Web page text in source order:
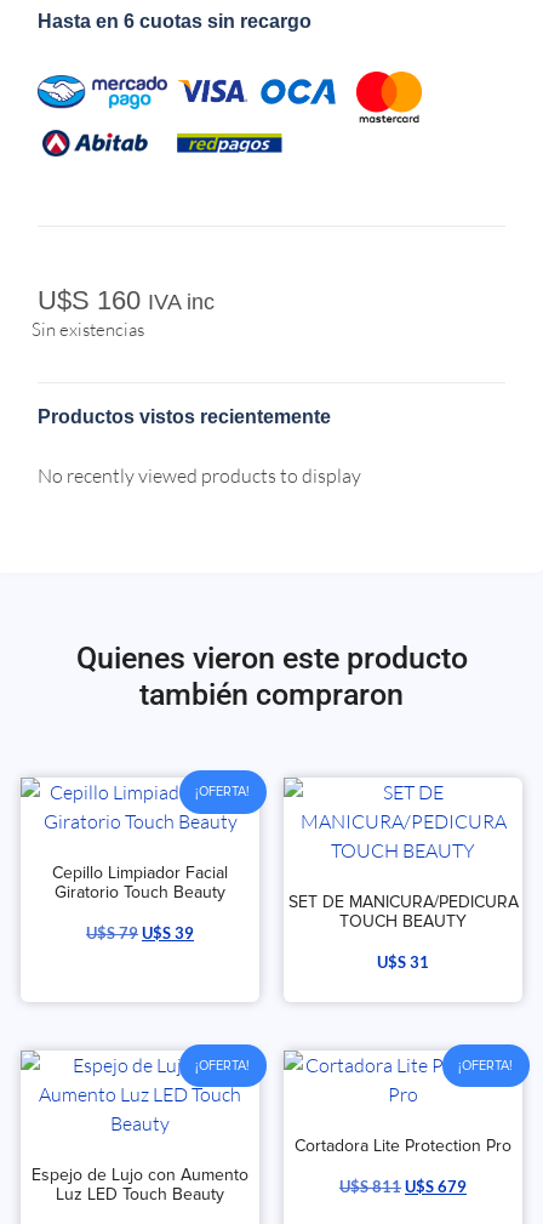
Hasta en 6 cuotas sin recargo
U$S 160 IVA inc
Sin existencias
Productos vistos recientemente
No recently viewed products to display
Quienes vieron este producto
también compraron
¡OFERTA!
Cepillo Limpiador Facial
Giratorio Touch Beauty
U$S79U$S39
SET DE MANICURA/PEDICURA
TOUCH BEAUTY
U$S31
¡OFERTA!
Espejo de Lujo con Aumento
Luz LED Touch Beauty
¡OFERTA!
Cortadora Lite Protection Pro
U$S811U$S679